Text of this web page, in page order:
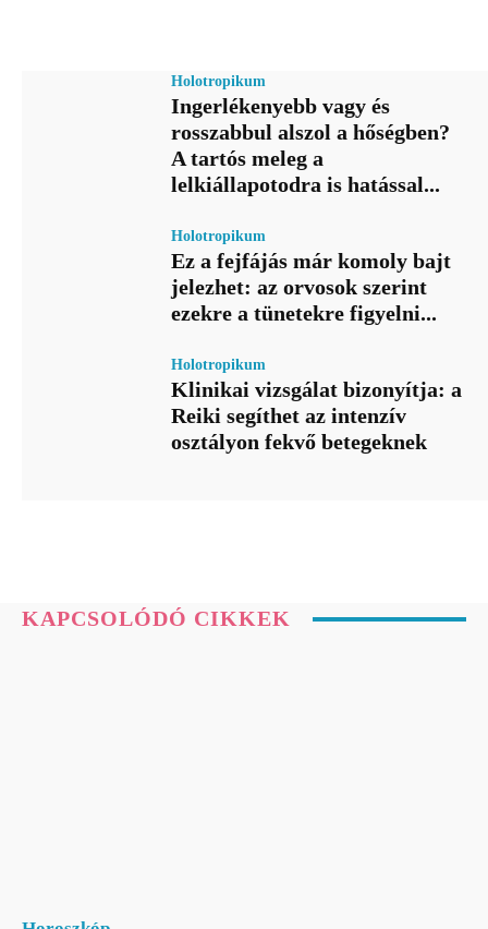
Holotropikum
Ingerlékenyebb vagy és
rosszabbul alszol a hőségben?
A tartós meleg a
lelkiállapotodra is hatással...
Holotropikum
Ez a fejfájás már komoly bajt
jelezhet: az orvosok szerint
ezekre a tünetekre figyelni...
Holotropikum
Klinikai vizsgálat bizonyítja: a
Reiki segíthet az intenzív
osztályon fekvő betegeknek
KAPCSOLÓDÓ CIKKEK